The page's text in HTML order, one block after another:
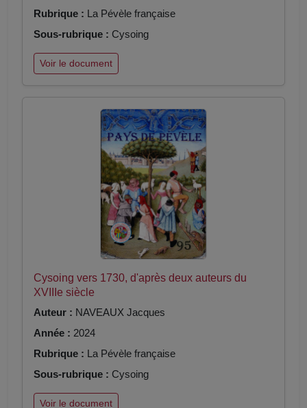
Rubrique : La Pévèle française
Sous-rubrique : Cysoing
Voir le document
Cysoing vers 1730, d'après deux auteurs du
XVIIIe siècle
Auteur : NAVEAUX Jacques
Année : 2024
Rubrique : La Pévèle française
Sous-rubrique : Cysoing
Voir le document